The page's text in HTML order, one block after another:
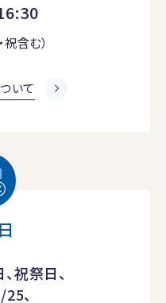
祝含む）
いて
祝祭日、
、